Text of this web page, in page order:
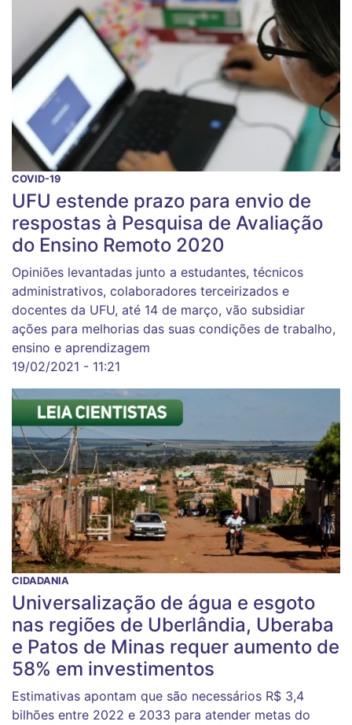
COVID-19
UFU estende prazo para envio de
respostas à Pesquisa de Avaliação
do Ensino Remoto 2020
Opiniões levantadas junto a estudantes, técnicos
administrativos, colaboradores terceirizados e
docentes da UFU, até 14 de março, vão subsidiar
ações para melhorias das suas condições de trabalho,
ensino e aprendizagem
19/02/2021 - 11:21
CIDADANIA
Universalização de água e esgoto
nas regiões de Uberlândia, Uberaba
e Patos de Minas requer aumento de
58% em investimentos
Estimativas apontam que são necessários R$ 3,4
bilhões entre 2022 e 2033 para atender metas do